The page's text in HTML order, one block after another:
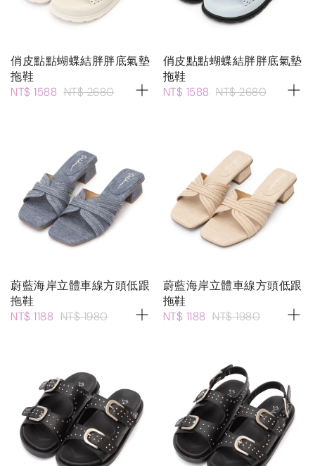
俏皮點點蝴蝶結胖胖底氣墊
拖鞋
NT$ 1588 NT$ 2680
俏皮點點蝴蝶結胖胖底氣墊
拖鞋
NT$ 1588 NT$ 2680
蔚藍海岸立體車線方頭低跟
拖鞋
NT$ 1188 NT$ 1980
蔚藍海岸立體車線方頭低跟
拖鞋
NT$ 1188 NT$ 1980